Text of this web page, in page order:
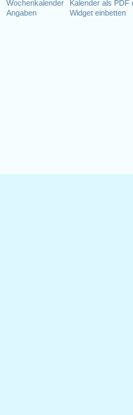
Wochenkalender
Angaben
Kalender als PDF
Widget einbetten